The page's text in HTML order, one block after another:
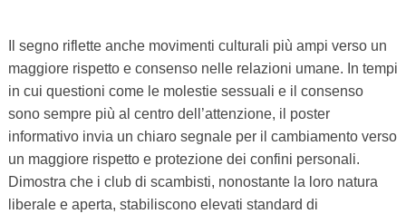
Il segno riflette anche movimenti culturali più ampi verso un
maggiore rispetto e consenso nelle relazioni umane. In tempi
in cui questioni come le molestie sessuali e il consenso
sono sempre più al centro dell’attenzione, il poster
informativo invia un chiaro segnale per il cambiamento verso
un maggiore rispetto e protezione dei confini personali.
Dimostra che i club di scambisti, nonostante la loro natura
liberale e aperta, stabiliscono elevati standard di